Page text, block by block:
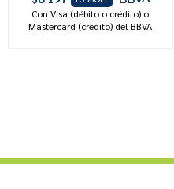
Con Visa (débito o crédito) o
Mastercard (credito) del BBVA